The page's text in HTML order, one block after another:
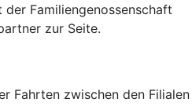
Familiengenossenschaft
zur Seite.
Fahrten zwischen den Filialen